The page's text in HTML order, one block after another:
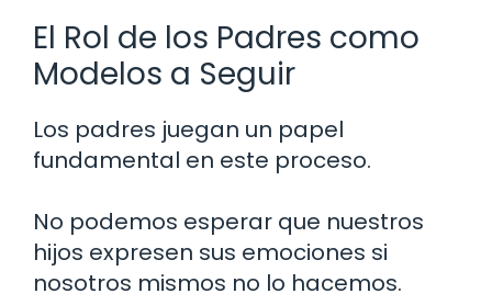
El Rol de los Padres como
Modelos a Seguir
Los padres juegan un papel
fundamental en este proceso.
No podemos esperar que nuestros
hijos expresen sus emociones si
nosotros mismos no lo hacemos.